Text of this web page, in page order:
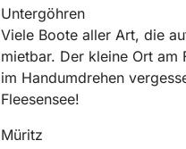
Untergöhren
Viele Boote aller Art, die
mietbar. Der kleine Ort am
im Handumdrehen
Fleesensee!
Müritz